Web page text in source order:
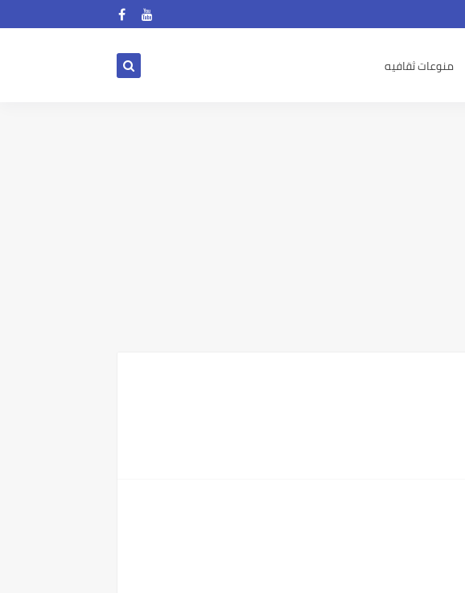
منوعات ثقافيه